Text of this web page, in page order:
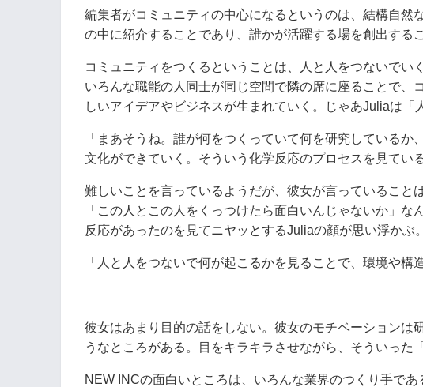
編集者がコミュニティの中心になるというのは、結構自然
の中に紹介することであり、誰かが活躍する場を創出する
コミュニティをつくるということは、人と人をつないでい
いろんな職能の人同士が同じ空間で隣の席に座ることで
しいアイデアやビジネスが生まれていく。じゃあJuliaは「
「まあそうね。誰が何をつくっていて何を研究している
文化ができていく。そういう化学反応のプロセスを見てい
難しいことを言っているようだが、彼女が言っていること
「この人とこの人をくっつけたら面白いんじゃないか」
反応があったのを見てニヤッとするJuliaの顔が思い浮かぶ。
「人と人をつないで何が起こるかを見ることで、環境や構
彼女はあまり目的の話をしない。彼女のモチベーションは
うなところがある。目をキラキラさせながら、そういった
NEW INCの面白いところは、いろんな業界のつくり手で